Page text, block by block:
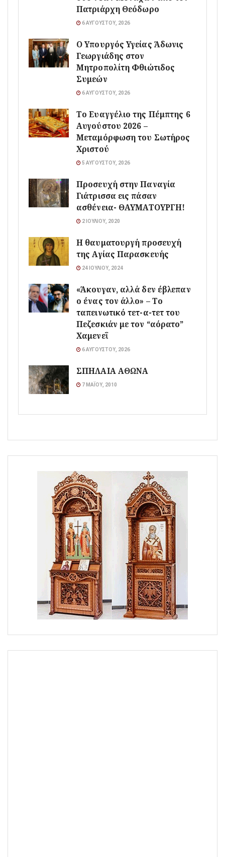
Πατριάρχη Θεόδωρο
6 ΑΥΓΟΎΣΤΟΥ, 2026
O Υπουργός Υγείας Άδωνις
Γεωργιάδης στον
Μητροπολίτη Φθιώτιδος
Συμεών
6 ΑΥΓΟΎΣΤΟΥ, 2026
Το Ευαγγέλιο της Πέμπτης 6
Αυγούστου 2026 –
Μεταμόρφωση του Σωτήρος
Χριστού
5 ΑΥΓΟΎΣΤΟΥ, 2026
Προσευχή στην Παναγία
Γιάτρισσα εις πάσαν
ασθένεια- ΘΑΥΜΑΤΟΥΡΓΗ!
2 ΙΟΥΛΊΟΥ, 2020
Η θαυματουργή προσευχή
της Αγίας Παρασκευής
24 ΙΟΥΛΊΟΥ, 2024
«Άκουγαν, αλλά δεν έβλεπαν
ο ένας τον άλλο» – Το
ταπεινωτικό τετ-α-τετ του
Πεζεσκιάν με τον “αόρατο”
Χαμενεΐ
6 ΑΥΓΟΎΣΤΟΥ, 2026
ΣΠΗΛΑΙΑ ΑΘΩΝΑ
7 ΜΑΪ́ΟΥ, 2010